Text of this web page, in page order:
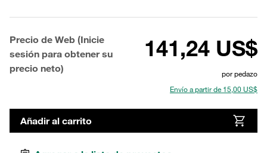
Precio de Web (Inicie
sesión para obtener su
precio neto)
141,24 US$
por pedazo
Envío a partir de 15,00 US$
Añadir al carrito